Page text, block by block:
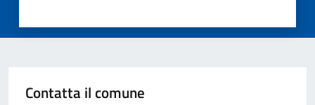
Contatta il comune